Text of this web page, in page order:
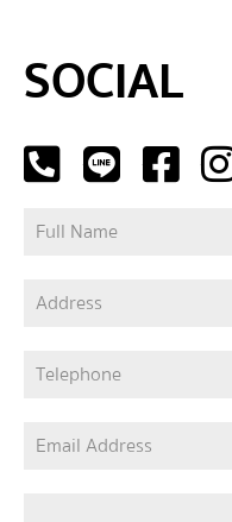
สถาปัตยกรรมยุคใหม่ ด้
สร้างบรรยากาศที่เปิดกว้า
ภายในตัวบ้านได้อย่างทั่ว
จากการใช้แสงสว่างได้เป็
SOCIAL